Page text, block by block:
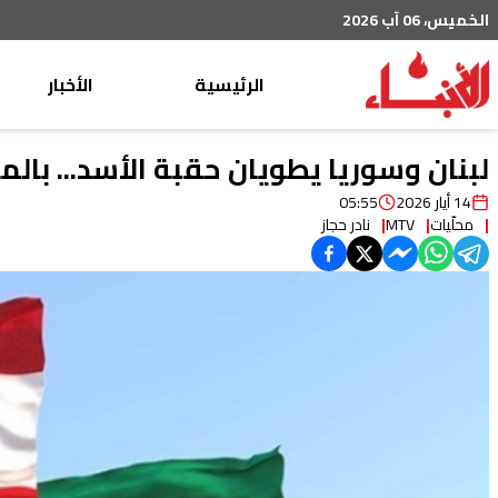
الخميس، 06 آب 2026
الرئيسية
الأخبار
محليات
خاص
ثقافة ومجتمع
لبنان وسوريا يطويان حقبة الأسد...
14 أيار 2026 05:55
محلّيات MTV نادر حجاز